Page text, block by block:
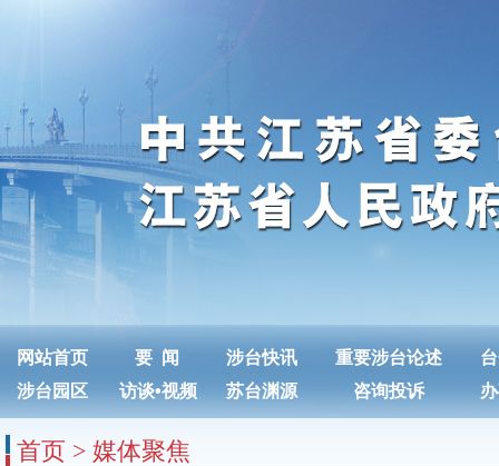
网站首页 要 闻 涉台快讯 重要涉台论述
涉台园区
访谈•视频 苏台渊源 咨询投诉
首页 > 媒体聚焦